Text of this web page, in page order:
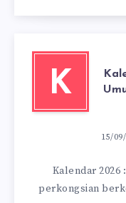
K
15/
Kalendar 2026
perkongsian